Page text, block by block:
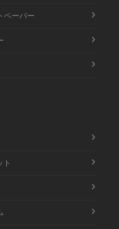
ペーパー
ト